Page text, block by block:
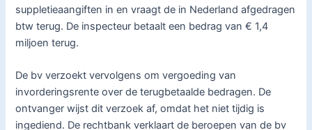
suppletieaangiften in en vraagt de in Nederland afgedragen
btw terug. De inspecteur betaalt een bedrag van € 1,4
miljoen terug.
De bv verzoekt vervolgens om vergoeding van
invorderingsrente over de terugbetaalde bedragen. De
ontvanger wijst dit verzoek af, omdat het niet tijdig is
ingediend. De rechtbank verklaart de beroepen van de bv